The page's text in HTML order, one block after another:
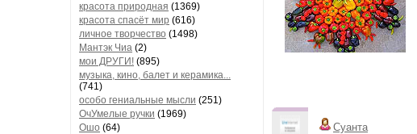
красота природная (1369)
красота спасёт мир (616)
личное творчество (1498)
Мантэк Чиа (2)
мои ДРУГИ! (895)
музыка, кино, балет и керамика...
(741)
особо гениальные мысли (251)
ОчУмелые ручки (1969)
Ошо (64)
Суанта